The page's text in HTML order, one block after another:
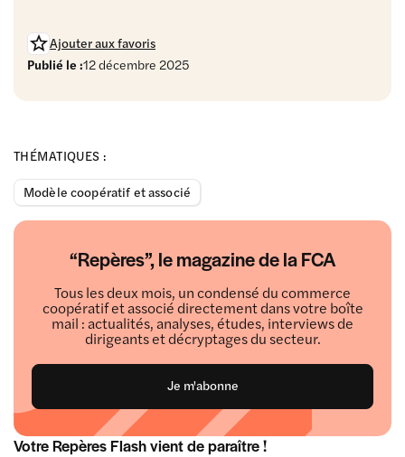
Ajouter aux favoris
Publié le :12 décembre 2025
THÉMATIQUES :
Modèle coopératif et associé
“Repères”, le magazine de la FCA
Tous les deux mois, un condensé du commerce
coopératif et associé directement dans votre boîte
mail : actualités, analyses, études, interviews de
dirigeants et décryptages du secteur.
Je m'abonne
Votre Repères Flash vient de paraître !